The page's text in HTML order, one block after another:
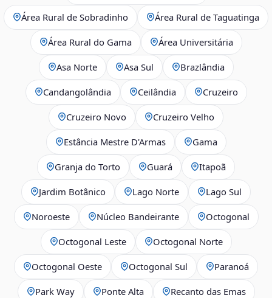
Área Rural de Sobradinho Área Rural de Taguatinga
Área Rural do Gama Área Universitária
Asa Norte Asa Sul Brazlândia
Candangolândia Ceilândia Cruzeiro
Cruzeiro Novo Cruzeiro Velho
Estância Mestre D'Armas Gama
Granja do Torto Guará Itapoã
Jardim Botânico Lago Norte Lago Sul
Noroeste Núcleo Bandeirante Octogonal
Octogonal Leste Octogonal Norte
Octogonal Oeste Octogonal Sul Paranoá
Park Way Ponte Alta Recanto das Emas